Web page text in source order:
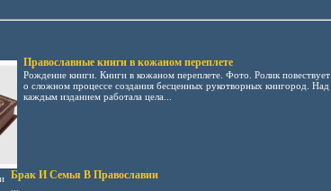
Православные книги в кожаном переплете
Рождение книги. Книги в кожаном переплете. Фото. Ролик повествует
о сложном процессе создания бесценных рукотворных книгород. Над
каждым изданием работала цела...
Брак И Семья В Православии